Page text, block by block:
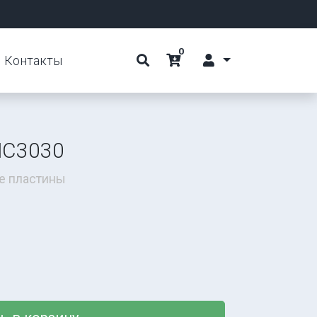
Контакты
0
пластины